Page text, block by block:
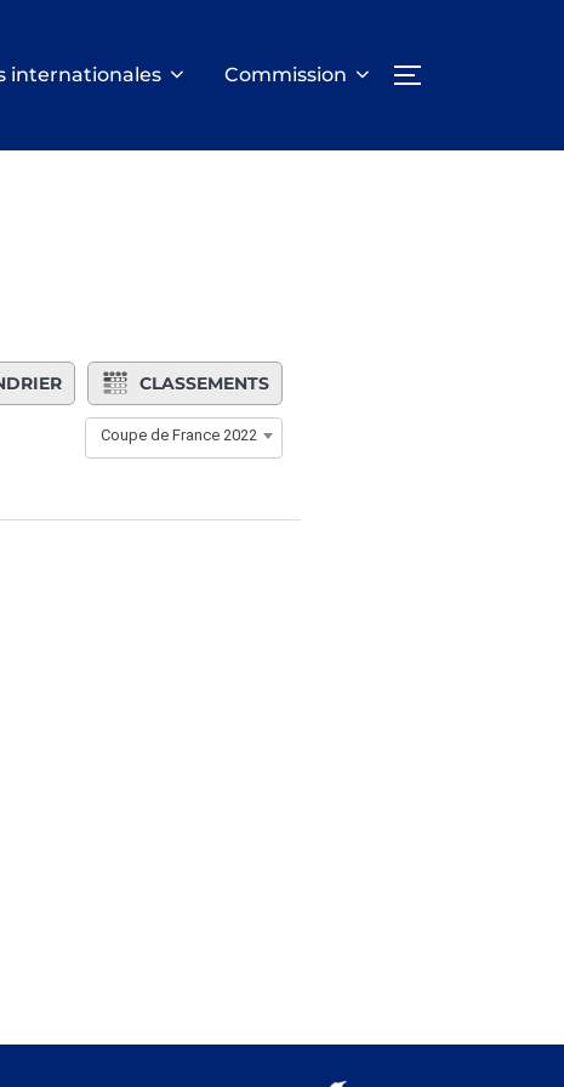
internationales Commission PERMUTER
CLASSEMENTS
Coupe de France 2022